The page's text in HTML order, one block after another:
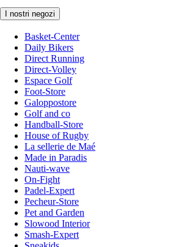
I nostri negozi
Basket-Center
Daily Bikers
Direct Running
Direct-Volley
Espace Golf
Foot-Store
Galoppostore
Golf and co
Handball-Store
House of Rugby
La sellerie de Maé
Made in Paradis
Nauti-wave
On-Fight
Padel-Expert
Pecheur-Store
Pet and Garden
Slowood Interior
Smash-Expert